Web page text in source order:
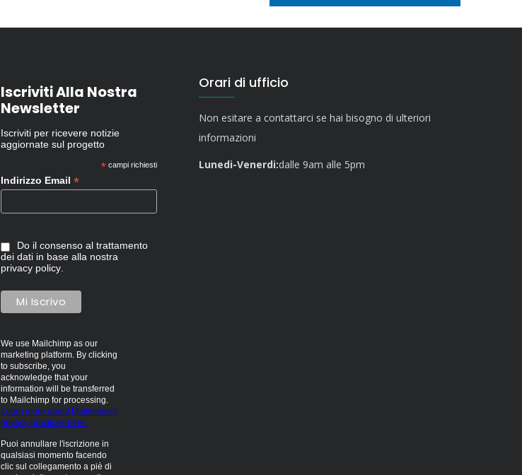
Iscriviti Alla Nostra
Newsletter
Iscriviti per ricevere notizie
aggiornate sul progetto
*campi richiesti
Indirizzo Email *
Do il consenso al trattamento
dei dati in base alla nostra
privacy policy.
We use Mailchimp as our
marketing platform. By clicking
to subscribe, you
acknowledge that your
information will be transferred
to Mailchimp for processing.
Learn more about Mailchimp's
privacy practices here.
Puoi annullare l'iscrizione in
qualsiasi momento facendo
clic sul collegamento a piè di
Orari di ufficio
Non esitare a contattarci se hai bisogno di ulteriori
informazioni
Lunedi-Venerdi:dalle 9am alle 5pm